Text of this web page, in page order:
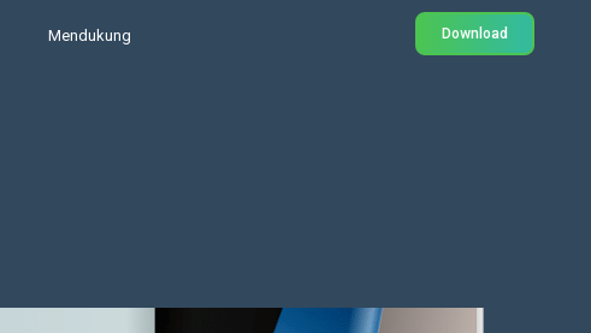
Mendukung Download